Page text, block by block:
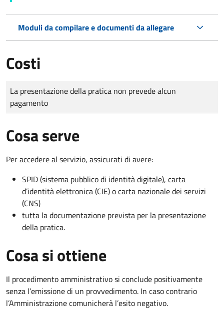
Moduli da compilare e documenti da allegare
Costi
Tipo di pagamento
Importo
La presentazione della pratica non prevede alcun
pagamento
Cosa serve
Per accedere al servizio, assicurati di avere:
SPID (sistema pubblico di identità digitale), carta
d’identità elettronica (CIE) o carta nazionale dei servizi
(CNS)
tutta la documentazione prevista per la presentazione
della pratica.
Cosa si ottiene
Il procedimento amministrativo si conclude positivamente
senza l’emissione di un provvedimento. In caso contrario
l’Amministrazione comunicherà l’esito negativo.